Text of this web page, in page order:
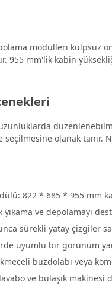
modülleri kulpsuz
955 mm'lik kabin
olanak tanır.
822 * 685 * 955 mm
yıkama ve depolamayı
sürekli yatay çizgiler
uyumlu bir görünüm
buzdolabı veya
ve bulaşık